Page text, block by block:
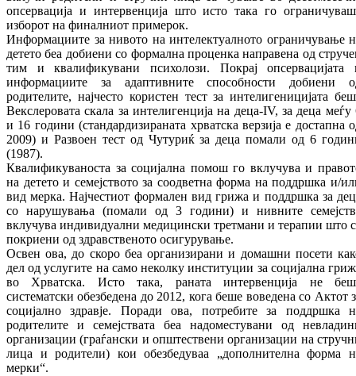
опсервација и интервенција што исто така го
изборот на финалниот примерок.
Информациите за нивото на интелектуалното ограничување
детето беа добиени со формална проценка направена од
тим и квалификувани психолози. Покрај опсервацијата
информациите за адаптивните способности добиени
родителите, најчесто користен тест за интелигеницијата
Векслеровата скала за интелигенција на деца-IV, за деца меѓу
и 16 години (стандардизираната хрватска верзија е достапна
2009) и Развоен тест од Чутуриќ за деца помали од 6
(1987).
Квалификуваноста за социјална помош го вклучува и
на детето и семејството за соодветна форма на поддршка и/
вид мерка. Најчестиот формален вид грижа и поддршка за
со нарушувања (помали од 3 години) и нивните
вклучува индивидуални медицински третмани и терапии што
покриени од здравственото осигурување.
Освен ова, до скоро беа организирани и домашни посети
дел од услугите на само неколку институции за социјална
во Хрватска. Исто така, раната интервенција не
систематски обезбедена до 2012, кога беше воведена со Актот
социјално здравје. Поради ова, потребите за поддршка
родителите и семејствата беа надоместувани од
организации (граѓански и општествени организации на
лица и родители) кои обезбедуваа „дополнителна форма
мерки“.